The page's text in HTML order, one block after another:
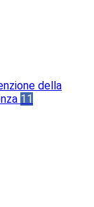
della
11